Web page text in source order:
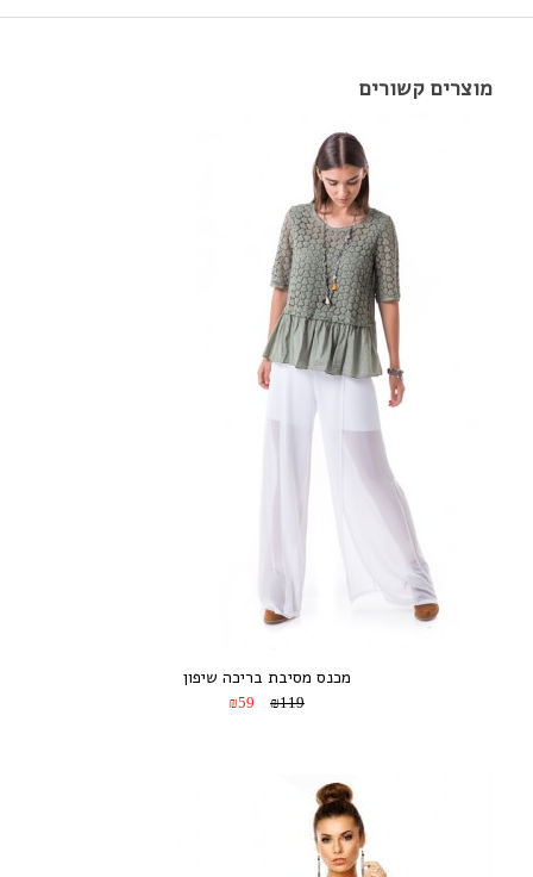
מוצרים קשורים
מכנס מסיבת בריכה שיפון
₪119
₪59